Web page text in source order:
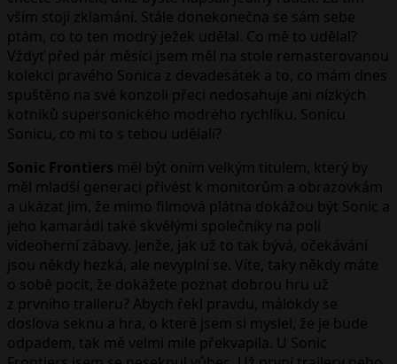
vším stojí zklamání. Stále donekonečna se sám sebe
ptám, co to ten modrý ježek udělal. Co mě to udělal?
Vždyť před pár měsíci jsem měl na stole remasterovanou
kolekci pravého Sonica z devadesátek a to, co mám dnes
spuštěno na své konzoli přeci nedosahuje ani nízkých
kotníků supersonického modrého rychlíku. Sonicu
Sonicu, co mi to s tebou udělali?
Sonic Frontiers měl být oním velkým titulem, který by
měl mladší generaci přivést k monitorům a obrazovkám
a ukázat jim, že mimo filmová plátna dokážou být Sonic a
jeho kamarádi také skvělými společníky na poli
videoherní zábavy. Jenže, jak už to tak bývá, očekávání
jsou někdy hezká, ale nevyplní se. Víte, taky někdy máte
o sobě pocit, že dokážete poznat dobrou hru už
z prvního traileru? Abych řekl pravdu, málokdy se
doslova seknu a hra, o které jsem si myslel, že je bude
odpadem, tak mě velmi mile překvapila. U Sonic